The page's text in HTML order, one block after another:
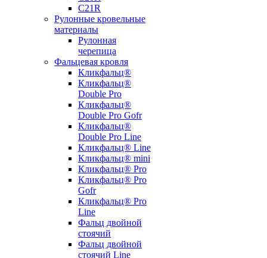
С21R
Рулонные кровельные
материалы
Рулонная
черепица
Фальцевая кровля
Кликфальц®
Кликфальц®
Double Pro
Кликфальц®
Double Pro Gofr
Кликфальц®
Double Pro Line
Кликфальц® Line
Кликфальц® mini
Кликфальц® Pro
Кликфальц® Pro
Gofr
Кликфальц® Pro
Line
Фальц двойной
стоячий
Фальц двойной
стоячий Line